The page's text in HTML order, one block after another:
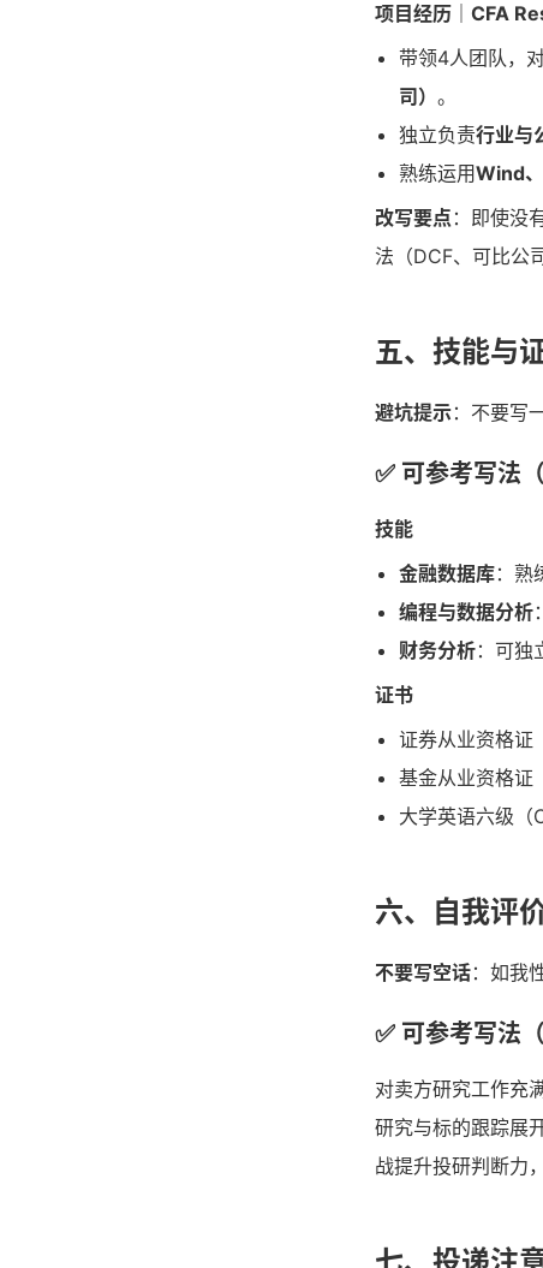
项目经历｜CFA
带领4人团队，
司） 。
独立负责行业与
熟练运用Wind
改写要点 ：即使没
法（DCF、可比公
五、技能与
避坑提示：不要写
✅ 可参考写法
技能
金融数据库：熟
编程与数据分析
财务分析：可独
证书
证券从业资格证
基金从业资格证
大学英语六级
六、自我评
不要写空话：如我
✅ 可参考写法
对卖方研究工作充
研究与标的跟踪展
战提升投研判断力